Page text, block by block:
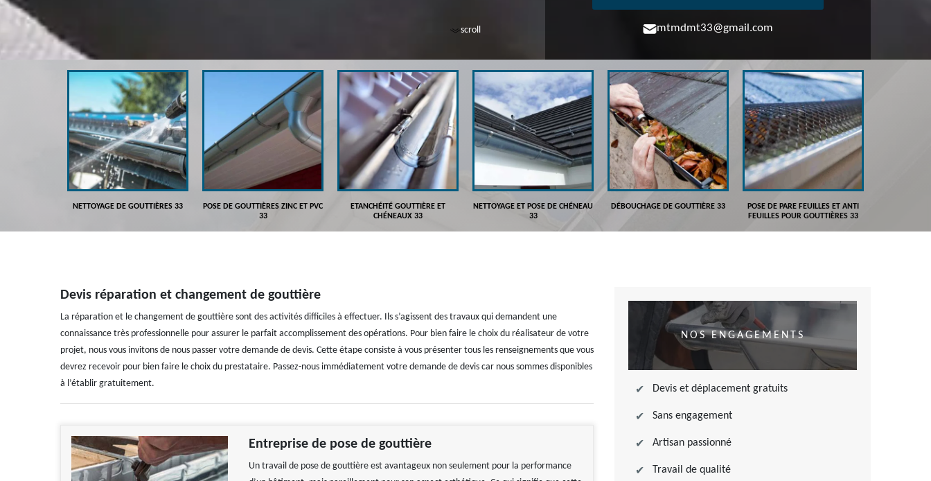
scroll mtmdmt33@gmail.com
NETTOYAGE DE GOUTTIÈRES 33
POSE DE GOUTTIÈRES ZINC ET PVC
33
ETANCHÉITÉ GOUTTIÈRE ET
CHÉNEAUX 33
NETTOYAGE ET POSE DE CHÉNEAU
33
DÉBOUCHAGE DE GOUTTIÈRE 33
POSE DE PARE FEUILLES ET ANTI
FEUILLES POUR GOUTTIÈRES 33
Devis réparation et changement de gouttière
La réparation et le changement de gouttière sont des activités difficiles à effectuer. Ils s’agissent des travaux qui demandent une
connaissance très professionnelle pour assurer le parfait accomplissement des opérations. Pour bien faire le choix du réalisateur de votre
projet, nous vous invitons de nous passer votre demande de devis. Cette étape consiste à vous présenter tous les renseignements que vous
devrez recevoir pour bien faire le choix du prestataire. Passez-nous immédiatement votre demande de devis car nous sommes disponibles
à l’établir gratuitement.
Entreprise de pose de gouttière
Un travail de pose de gouttière est avantageux non seulement pour la performance
NOS ENGAGEMENTS
Devis et déplacement gratuits
Sans engagement
Artisan passionné
Travail de qualité